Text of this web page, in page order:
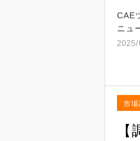
CAE
ニュ
市